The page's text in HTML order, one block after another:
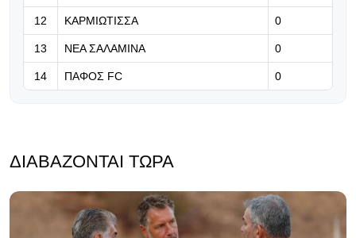
12 ΚΑΡΜΙΩΤΙΣΣΑ 0
13 ΝΕΑ ΣΑΛΑΜΙΝΑ 0
14 ΠΑΦΟΣ FC 0
ΔΙΑΒΆΖΟΝΤΑΙ ΤΏΡΑ